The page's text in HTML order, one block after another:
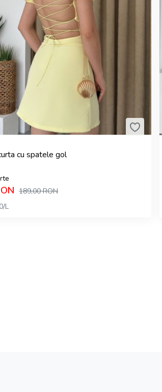
cu spatele gol
189,00RON
L